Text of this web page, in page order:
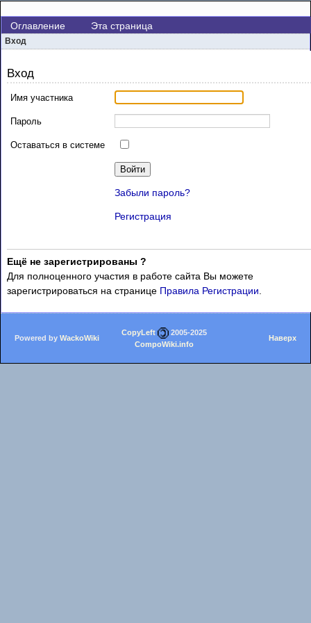
Оглавление Эта страница
Вход
Вход
Имя участника
Пароль
Оставаться в системе
Войти
Забыли пароль?
Регистрация
Ещё не зарегистрированы ?
Для полноценного участия в работе сайта Вы можете
зарегистрироваться на странице Правила Регистрации.
Powered by WackoWiki
CopyLeft
2005-2025
CompoWiki.info
Наверх